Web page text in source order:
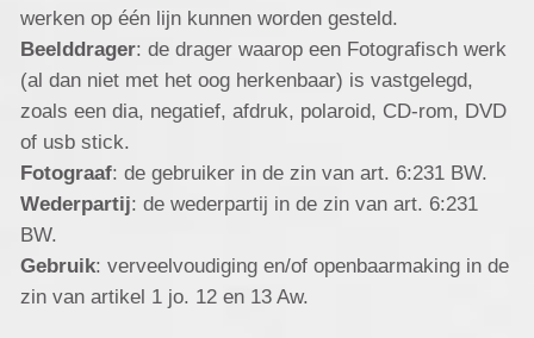
werken op één lijn kunnen worden gesteld.
Beelddrager: de drager waarop een Fotografisch werk
(al dan niet met het oog herkenbaar) is vastgelegd,
zoals een dia, negatief, afdruk, polaroid, CD-rom, DVD
of usb stick.
Fotograaf: de gebruiker in de zin van art. 6:231 BW.
Wederpartij: de wederpartij in de zin van art. 6:231
BW.
Gebruik: verveelvoudiging en/of openbaarmaking in de
zin van artikel 1 jo. 12 en 13 Aw.